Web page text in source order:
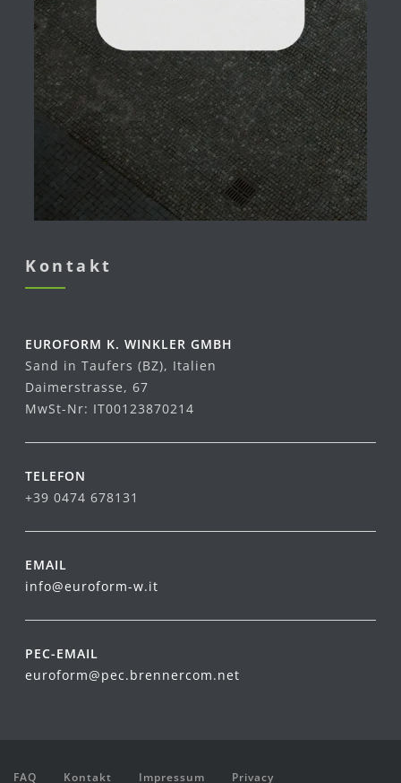
Kontakt
EUROFORM K. WINKLER GMBH
Sand in Taufers (BZ), Italien
Daimerstrasse, 67
MwSt-Nr: IT00123870214
TELEFON
+39 0474 678131
EMAIL
info@euroform-w.it
PEC-EMAIL
euroform@pec.brennercom.net
FAQ Kontakt Impressum Privacy